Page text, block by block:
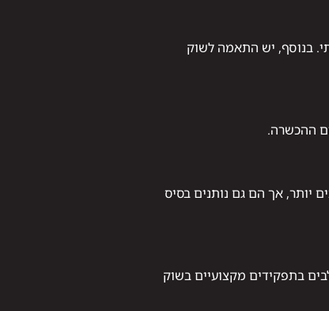
בנוסף, יש התאמה לשוק
ההכשרה.
יותר, אך הם גם נותנים בסיס
בתפקידים מקצועיים בשוק